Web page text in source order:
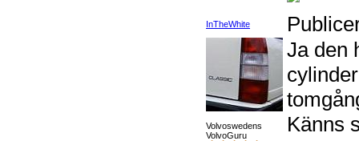
InTheWhite
Volvoswedens
VolvoGuru
Ja den
Känns